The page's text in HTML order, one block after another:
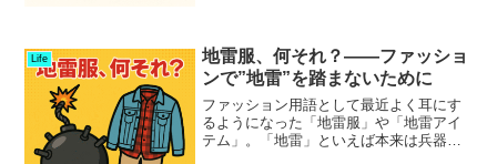
た。しかし、その生涯...
Life
地雷服、何それ？――ファッショ
ンで”地雷”を踏まないために
ファッション用語として最近よく耳にす
るようになった「地雷服」や「地雷アイ
テム」。「地雷」といえば本来は兵器や